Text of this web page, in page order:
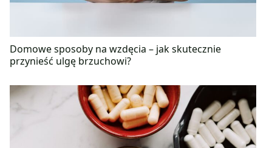
Domowe sposoby na wzdęcia – jak skutecznie
przynieść ulgę brzuchowi?